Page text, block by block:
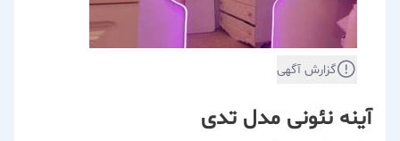
گزارش آگهی
آینه نئونی مدل تدی